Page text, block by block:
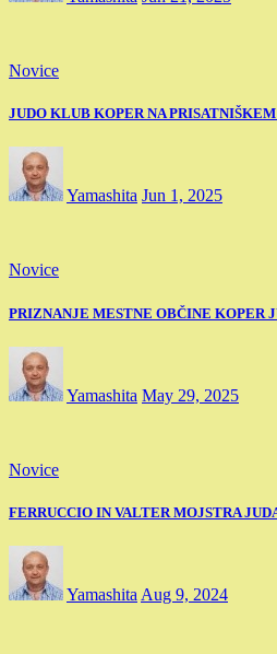
Novice
JUDO KLUB KOPER NA
Yamashita Jun 1, 2025
Novice
PRIZNANJE MESTNE OBČINE KOPER
Yamashita May 29, 2025
Novice
FERRUCCIO IN VALTER MOJSTRA
Yamashita Aug 9, 2024